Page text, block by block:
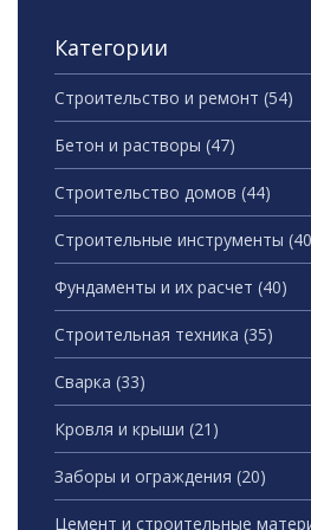
Категории
Строительство и ремонт (54)
Бетон и растворы (47)
Строительство домов (44)
Строительные инструменты
Фундаменты и их расчет (40)
Строительная техника (35)
Сварка (33)
Кровля и крыши (21)
Заборы и ограждения (20)
Цемент и строительные